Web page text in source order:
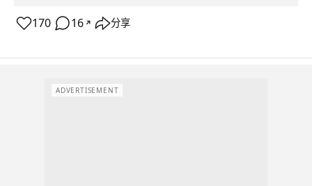
170 16 ↗ 分享
ADVERTISEMENT